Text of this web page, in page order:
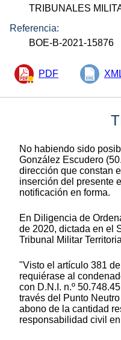
TRIBUNALES
Referencia:
BOE-B-2021-15876
PDF
No habiendo sido
González Escudero
dirección que constan
inserción del presente
notificación en forma.
En Diligencia de
de 2020, dictada en el
Tribunal Militar
"Visto el artículo 381
requiérase al
con D.N.I. n.º
través del Punto
abono de la cantidad
responsabilidad civil